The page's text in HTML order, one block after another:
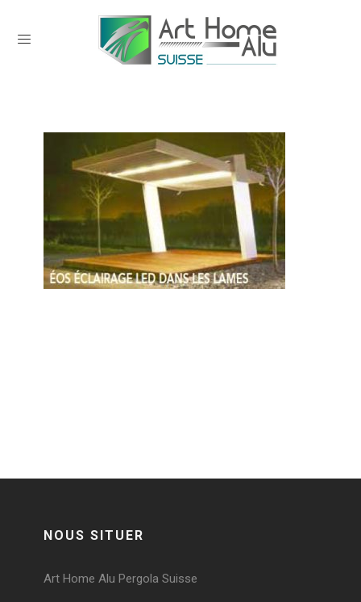
NOUS SITUER
Art Home Alu Pergola Suisse